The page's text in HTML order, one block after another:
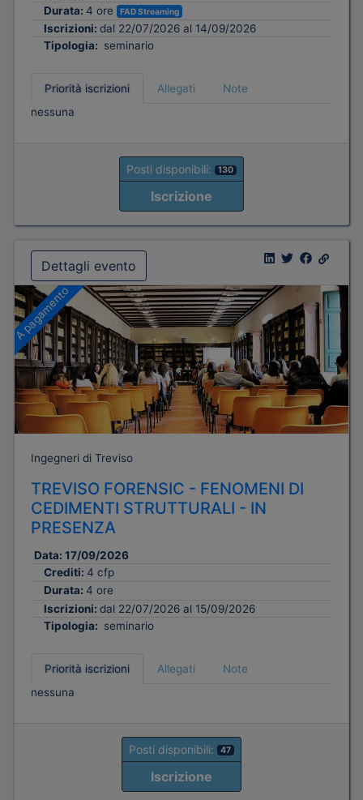
Durata: 4 ore FAD Streaming
Iscrizioni: dal 22/07/2026 al 14/09/2026
Tipologia: seminario
Priorità iscrizioni Allegati
Note
nessuna
Posti disponibili: 130
Iscrizione
Dettagli evento
A pagamento
Ingegneri di Treviso
TREVISO FORENSIC - FENOMENI DI
CEDIMENTI STRUTTURALI - IN
PRESENZA
Data: 17/09/2026
Crediti: 4 cfp
Durata: 4 ore
Iscrizioni: dal 22/07/2026 al 15/09/2026
Tipologia: seminario
Priorità iscrizioni Allegati
Note
nessuna
Posti disponibili: 47
Iscrizione